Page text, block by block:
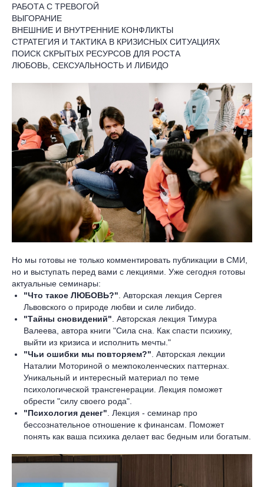
РАБОТА С ТРЕВОГОЙ
ВЫГОРАНИЕ
ВНЕШНИЕ И ВНУТРЕННИЕ КОНФЛИКТЫ
СТРАТЕГИЯ И ТАКТИКА В КРИЗИСНЫХ СИТУАЦИЯХ
ПОИСК СКРЫТЫХ РЕСУРСОВ ДЛЯ РОСТА
ЛЮБОВЬ, СЕКСУАЛЬНОСТЬ И ЛИБИДО
Но мы готовы не только комментировать публикации в СМИ,
но и выступать перед вами с лекциями. Уже сегодня готовы
актуальные семинары:
"Что такое ЛЮБОВЬ?". Авторская лекция Сергея
Львовского о природе любви и силе либидо.
"Тайны сновидений". Авторская лекция Тимура
Валеева, автора книги "Сила сна. Как спасти психику,
выйти из кризиса и исполнить мечты."
"Чьи ошибки мы повторяем?". Авторская лекции
Наталии Моториной о межпоколенческих паттернах.
Уникальный и интересный материал по теме
психологической трансгенерации. Лекция поможет
обрести "силу своего рода".
"Психология денег". Лекция - семинар про
бессознательное отношение к финансам. Поможет
понять как ваша психика делает вас бедным или богатым.